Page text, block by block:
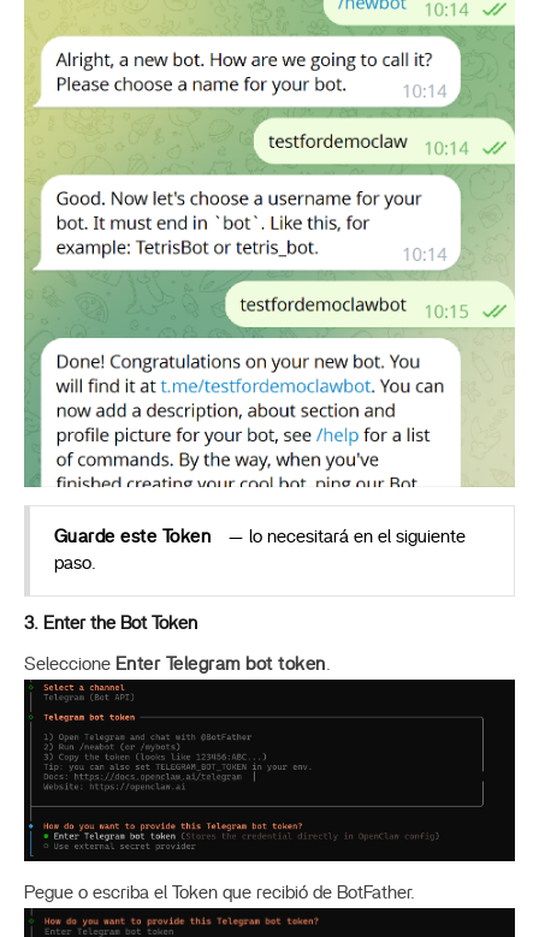
Guarde este Token
— lo necesitará en el siguiente
paso.
3. Enter the Bot Token
Seleccione Enter Telegram bot token.
Pegue o escriba el Token que recibió de BotFather.